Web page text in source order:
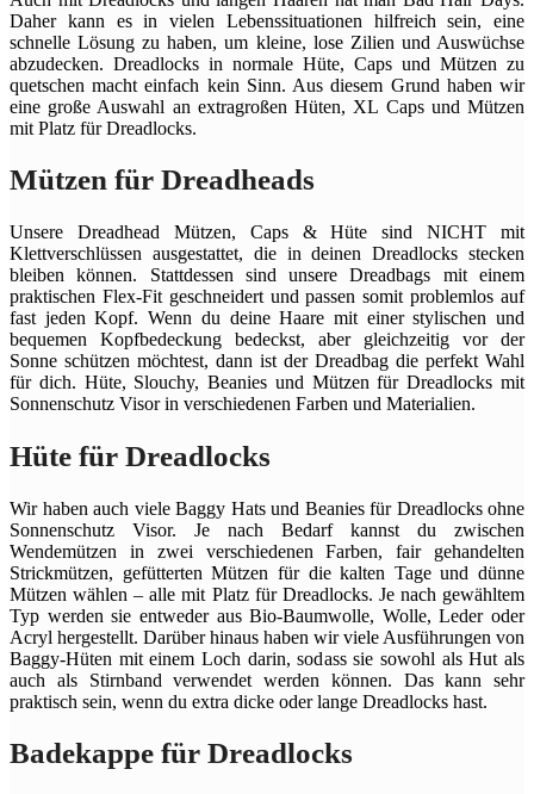
Daher kann es in vielen Lebenssituationen hilfreich sein, eine
schnelle Lösung zu haben, um kleine, lose Zilien und Auswüchse
abzudecken. Dreadlocks in normale Hüte, Caps und Mützen zu
quetschen macht einfach kein Sinn. Aus diesem Grund haben wir
eine große Auswahl an extragroßen Hüten, XL Caps und Mützen
mit Platz für Dreadlocks.
Mützen für Dreadheads
Unsere Dreadhead Mützen, Caps & Hüte sind NICHT mit
Klettverschlüssen ausgestattet, die in deinen Dreadlocks stecken
bleiben können. Stattdessen sind unsere Dreadbags mit einem
praktischen Flex-Fit geschneidert und passen somit problemlos auf
fast jeden Kopf. Wenn du deine Haare mit einer stylischen und
bequemen Kopfbedeckung bedeckst, aber gleichzeitig vor der
Sonne schützen möchtest, dann ist der Dreadbag die perfekt Wahl
für dich. Hüte, Slouchy, Beanies und Mützen für Dreadlocks mit
Sonnenschutz Visor in verschiedenen Farben und Materialien.
Hüte für Dreadlocks
Wir haben auch viele Baggy Hats und Beanies für Dreadlocks ohne
Sonnenschutz Visor. Je nach Bedarf kannst du zwischen
Wendemützen in zwei verschiedenen Farben, fair gehandelten
Strickmützen, gefütterten Mützen für die kalten Tage und dünne
Mützen wählen – alle mit Platz für Dreadlocks. Je nach gewähltem
Typ werden sie entweder aus Bio-Baumwolle, Wolle, Leder oder
Acryl hergestellt. Darüber hinaus haben wir viele Ausführungen von
Baggy-Hüten mit einem Loch darin, sodass sie sowohl als Hut als
auch als Stirnband verwendet werden können. Das kann sehr
praktisch sein, wenn du extra dicke oder lange Dreadlocks hast.
Badekappe für Dreadlocks